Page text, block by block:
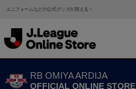
ユニフォームなどの公式グッズが買える！
RB OMIYA ARDIJA
OFFICIAL ONLINE STORE